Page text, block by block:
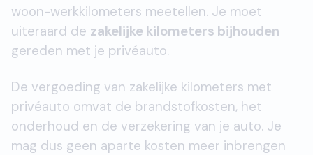
woon-werkkilometers meetellen. Je moet
uiteraard de zakelijke kilometers bijhouden
gereden met je privéauto.
De vergoeding van zakelijke kilometers met
privéauto omvat de brandstofkosten, het
onderhoud en de verzekering van je auto. Je
mag dus geen aparte kosten meer inbrengen